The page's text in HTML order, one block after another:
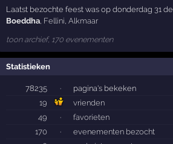
Laatst bezochte feest was op donderdag 31
Boeddha Fellini ,Alkmaar
toon archief, 170 evenementen
Statistieken
78235 ·
pagina's bekeken
19
vrienden
49
·
favorieten
170
·
evenementen bezocht